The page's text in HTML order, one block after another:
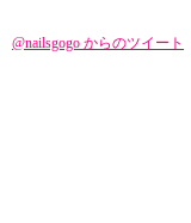
@nailsgogo からのツイート